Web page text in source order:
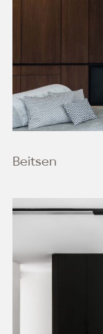
Beitsen